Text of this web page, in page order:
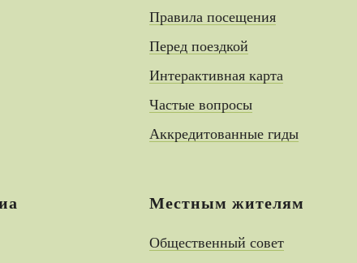
Правила посещения
Перед поездкой
Интерактивная карта
Частые вопросы
Аккредитованные гиды
Местным жителям
Общественный совет